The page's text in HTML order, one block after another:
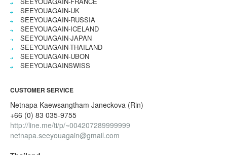
SEEYOUAGAIN-UK
SEEYOUAGAIN-RUSSIA
SEEYOUAGAIN-ICELAND
SEEYOUAGAIN-JAPAN
SEEYOUAGAIN-THAILAND
SEEYOUAGAIN-UBON
SEEYOUAGAINSWISS
CUSTOMER SERVICE
Netnapa Kaewsangtham Janeckova (Rin)
+66 (0) 83 035-9755
http://line.me/ti/p/~004207289999999
netnapa.seeyouagain@gmail.com